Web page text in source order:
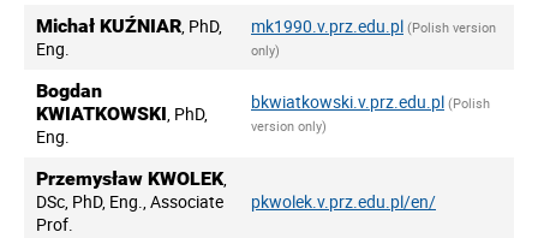
Michał KUŹNIAR, PhD,
Eng.
mk1990.v.prz.edu.pl (Polish version
only)
Bogdan
KWIATKOWSKI, PhD,
Eng.
bkwiatkowski.v.prz.edu.pl (Polish
version only)
Przemysław KWOLEK,
DSc, PhD, Eng., Associate
Prof.
pkwolek.v.prz.edu.pl/en/